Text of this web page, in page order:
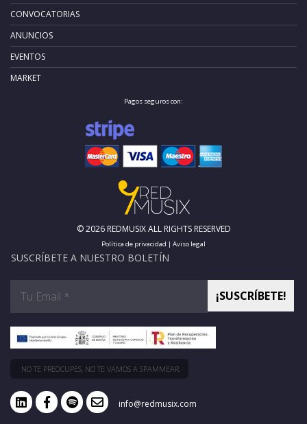
CONVOCATORIAS
ANUNCIOS
EVENTOS
MARKET
Pagos seguros con:
© 2026 REDMUSIX ALL RIGHTS RESERVED
Política de privacidad | Aviso legal
SUSCRÍBETE A NUESTRO BOLETÍN
NO TE PREOCUPES, NO TE VAMOS A SPAMMEAR.
info@redmusix.com